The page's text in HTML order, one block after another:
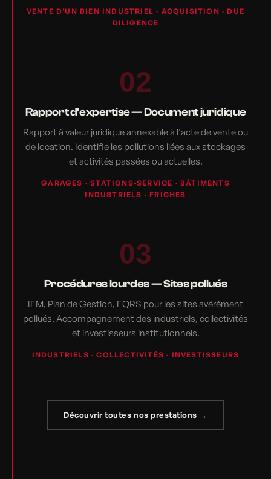
VENTE D'UN BIEN INDUSTRIEL · ACQUISITION · DUE
DILIGENCE
02
Rapport d'expertise — Document juridique
Rapport à valeur juridique annexable à l'acte de vente ou
de location. Identifie les pollutions liées aux stockages
et activités passées ou actuelles.
GARAGES · STATIONS-SERVICE · BÂTIMENTS
INDUSTRIELS · FRICHES
03
Procédures lourdes — Sites pollués
IEM, Plan de Gestion, EQRS pour les sites avérément
pollués. Accompagnement des industriels, collectivités
et investisseurs institutionnels.
INDUSTRIELS · COLLECTIVITÉS · INVESTISSEURS
Découvrir toutes nos prestations →